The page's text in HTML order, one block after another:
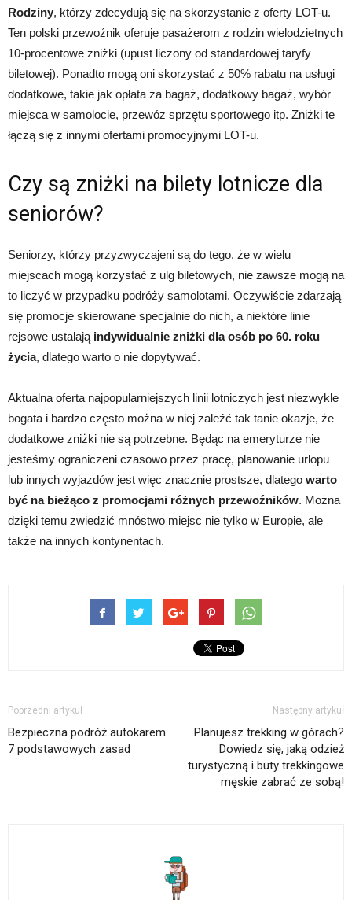
Rodziny, którzy zdecydują się na skorzystanie z oferty LOT-u.
Ten polski przewoźnik oferuje pasażerom z rodzin wielodzietnych
10-procentowe zniżki (upust liczony od standardowej taryfy
biletowej). Ponadto mogą oni skorzystać z 50% rabatu na usługi
dodatkowe, takie jak opłata za bagaż, dodatkowy bagaż, wybór
miejsca w samolocie, przewóz sprzętu sportowego itp. Zniżki te
łączą się z innymi ofertami promocyjnymi LOT-u.
Czy są zniżki na bilety lotnicze dla
seniorów?
Seniorzy, którzy przyzwyczajeni są do tego, że w wielu
miejscach mogą korzystać z ulg biletowych, nie zawsze mogą na
to liczyć w przypadku podróży samolotami. Oczywiście zdarzają
się promocje skierowane specjalnie do nich, a niektóre linie
rejsowe ustalają indywidualnie zniżki dla osób po 60. roku
życia, dlatego warto o nie dopytywać.
Aktualna oferta najpopularniejszych linii lotniczych jest niezwykle
bogata i bardzo często można w niej zaleźć tak tanie okazje, że
dodatkowe zniżki nie są potrzebne. Będąc na emeryturze nie
jesteśmy ograniczeni czasowo przez pracę, planowanie urlopu
lub innych wyjazdów jest więc znacznie prostsze, dlatego warto
być na bieżąco z promocjami różnych przewoźników. Można
dzięki temu zwiedzić mnóstwo miejsc nie tylko w Europie, ale
także na innych kontynentach.
Poprzedni artykuł
Bezpieczna podróż autokarem.
7 podstawowych zasad
Następny artykuł
Planujesz trekking w górach?
Dowiedz się, jaką odzież
turystyczną i buty trekkingowe
męskie zabrać ze sobą!